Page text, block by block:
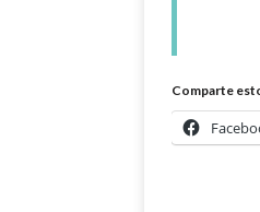
Comparte